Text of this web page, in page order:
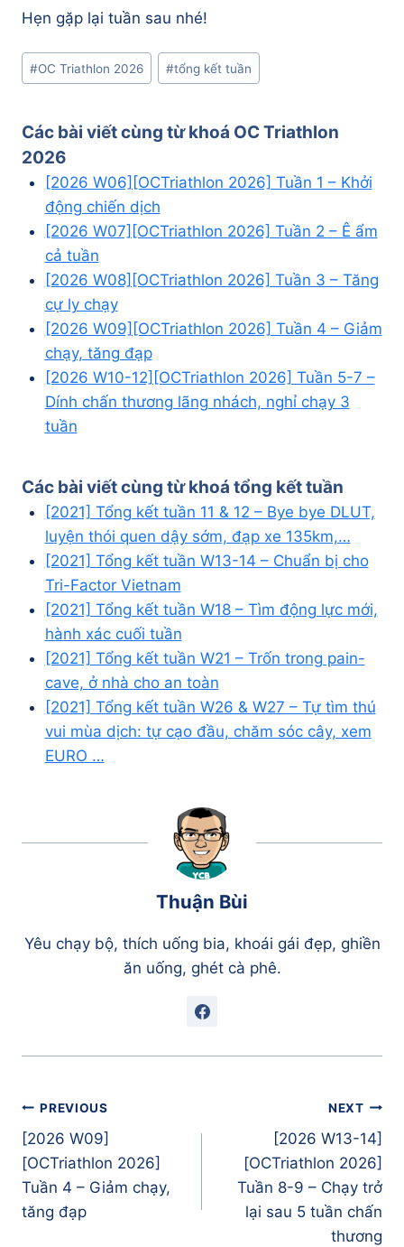
Hẹn gặp lại tuần sau nhé!
Post
Tags:
#OC Triathlon 2026 #tổng kết tuần
Các bài viết cùng từ khoá OC Triathlon
2026
[2026 W06][OCTriathlon 2026] Tuần 1 – Khởi
động chiến dịch
[2026 W07][OCTriathlon 2026] Tuần 2 – Ê ẩm
cả tuần
[2026 W08][OCTriathlon 2026] Tuần 3 – Tăng
cự ly chạy
[2026 W09][OCTriathlon 2026] Tuần 4 – Giảm
chạy, tăng đạp
[2026 W10-12][OCTriathlon 2026] Tuần 5-7 –
Dính chấn thương lãng nhách, nghỉ chạy 3
tuần
Các bài viết cùng từ khoá tổng kết tuần
[2021] Tổng kết tuần 11 & 12 – Bye bye DLUT,
luyện thói quen dậy sớm, đạp xe 135km,…
[2021] Tổng kết tuần W13-14 – Chuẩn bị cho
Tri-Factor Vietnam
[2021] Tổng kết tuần W18 – Tìm động lực mới,
hành xác cuối tuần
[2021] Tổng kết tuần W21 – Trốn trong pain-
cave, ở nhà cho an toàn
[2021] Tổng kết tuần W26 & W27 – Tự tìm thú
vui mùa dịch: tự cạo đầu, chăm sóc cây, xem
EURO …
Thuận Bùi
Yêu chạy bộ, thích uống bia, khoái gái đẹp, ghiền
ăn uống, ghét cà phê.
Điều
hướng
bài
viết
PREVIOUS
[2026 W09]
[OCTriathlon 2026]
Tuần 4 – Giảm chạy,
tăng đạp
NEXT
[2026 W13-14]
[OCTriathlon 2026]
Tuần 8-9 – Chạy trở
lại sau 5 tuần chấn
thương